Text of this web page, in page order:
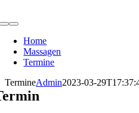
Inhalt
Toggle
NavigationHome
Massagen
Termine
TermineAdmin2023-03-